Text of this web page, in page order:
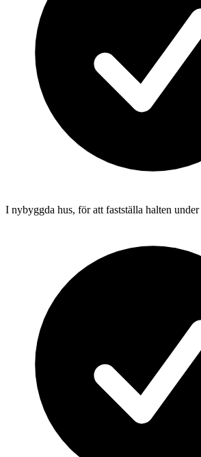
I nybyggda hus, för att fastställa halten